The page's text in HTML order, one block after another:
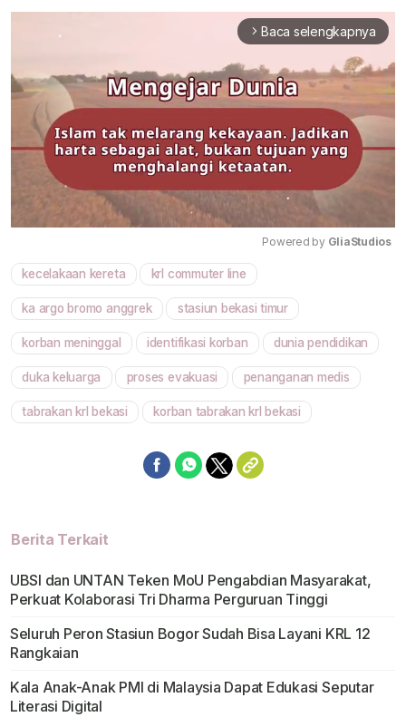
arrow_forward_ios Baca selengkapnya
Powered by GliaStudios
kecelakaan kereta krl commuter line
ka argo bromo anggrek stasiun bekasi timur
korban meninggal identifikasi korban dunia pendidikan
duka keluarga proses evakuasi penanganan medis
tabrakan krl bekasi korban tabrakan krl bekasi
Berita Terkait
UBSI dan UNTAN Teken MoU Pengabdian Masyarakat,
Perkuat Kolaborasi Tri Dharma Perguruan Tinggi
Seluruh Peron Stasiun Bogor Sudah Bisa Layani KRL 12
Rangkaian
Kala Anak-Anak PMI di Malaysia Dapat Edukasi Seputar
Literasi Digital